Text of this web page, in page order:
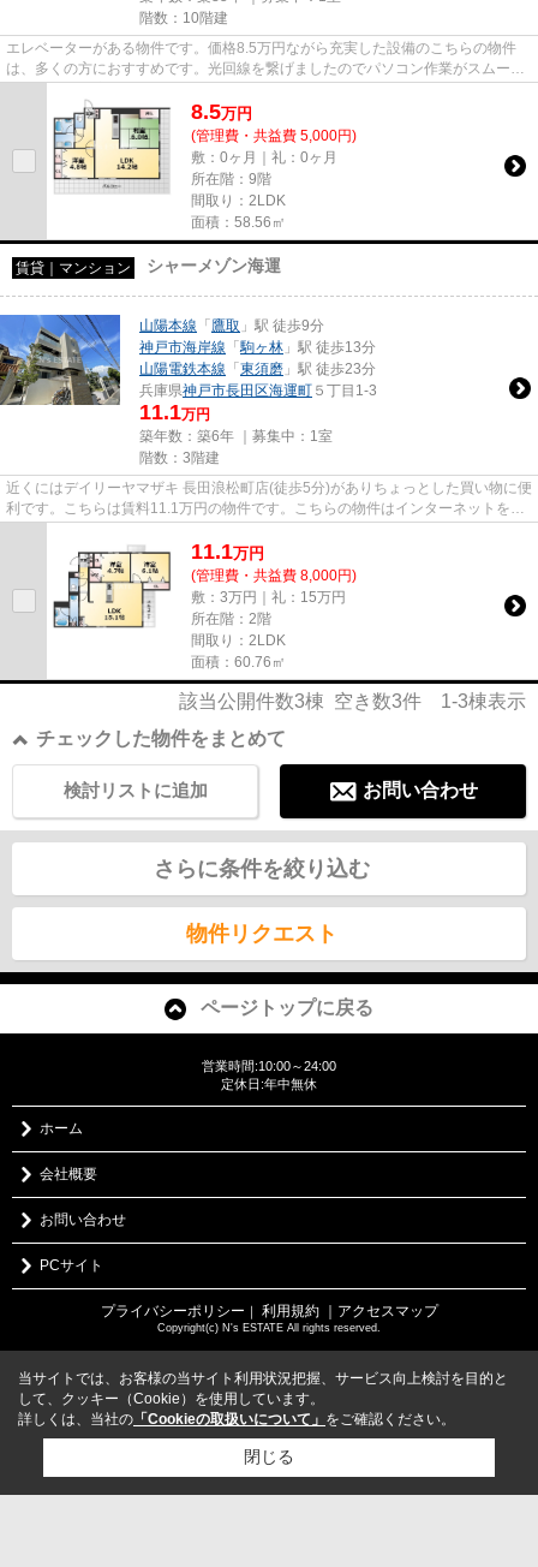
階数：10階建
エレベーターがある物件です。価格8.5万円ながら充実した設備のこちらの物件
は、多くの方におすすめです。光回線を繋げましたのでパソコン作業がスムーズ
8.5万円
(管理費・共益費 5,000円)
敷：0ヶ月｜礼：0ヶ月
所在階：9階
間取り：2LDK
面積：58.56㎡
賃貸｜マンション シャーメゾン海運
山陽本線 「 鷹取 」駅 徒歩9分
神戸市海岸線 「駒ヶ林 」駅 徒歩13分
山陽電鉄本線 「 東須磨 」駅 徒歩23分
兵庫県神戸市長田区海運町 ５丁目1-3
11.1万円
築年数：築6年 ｜募集中： 1室
階数：3階建
近くにはデイリーヤマザキ 長田浪松町店(徒歩5分)がありちょっとした買い物に便
利です。こちらは賃料11.1万円の物件です。こちらの物件はインターネットをご
11.1万円
(管理費・共益費 8,000円)
敷：3万円｜礼：15万円
所在階：2階
間取り：2LDK
面積：60.76㎡
該当公開件数3棟 空き数3件 1-3棟表示
チェックした物件をまとめて
お問い合わせ
検討リストに追加
さらに条件を絞り込む
物件リクエスト
ページトップに戻る
営業時間:10:00～24:00
定休日:年中無休
ホーム
会社概要
お問い合わせ
PCサイト
プライバシーポリシー ｜ 利用規約 ｜アクセスマップ
Copyright(c) N's ESTATE All rights reserved.
当サイトでは、お客様の当サイト利用状況把握、サービス向上検討を目的と
して、クッキー（Cookie）を使用しています。
詳しくは、当社の 「Cookieの取扱いについて」 をご確認ください。
閉じる